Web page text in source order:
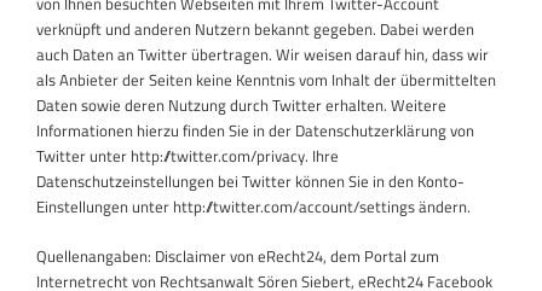
verknüpft und anderen Nutzern bekannt gegeben. Dabei werden
auch Daten an Twitter übertragen. Wir weisen darauf hin, dass wir
als Anbieter der Seiten keine Kenntnis vom Inhalt der übermittelten
Daten sowie deren Nutzung durch Twitter erhalten. Weitere
Informationen hierzu finden Sie in der Datenschutzerklärung von
Twitter unter http://twitter.com/privacy. Ihre
Datenschutzeinstellungen bei Twitter können Sie in den Konto-
Einstellungen unter http://twitter.com/account/settings ändern.
Quellenangaben: Disclaimer von eRecht24, dem Portal zum
Internetrecht von Rechtsanwalt Sören Siebert, eRecht24 Facebook